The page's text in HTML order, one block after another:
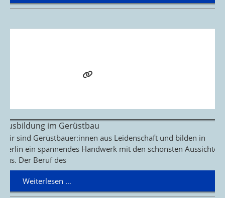
Ausbildung im Gerüstbau
Wir sind Gerüstbauer:innen aus Leidenschaft und bilden in
Berlin ein spannendes Handwerk mit den schönsten Aussichten
aus. Der Beruf des
Weiterlesen …